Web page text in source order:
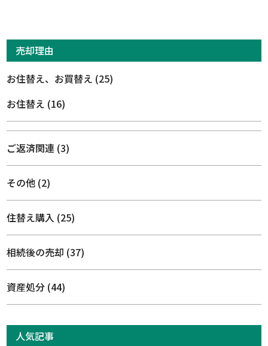
売却理由
お住替え、お買替え (25)
お住替え (16)
ご返済関連 (3)
その他 (2)
住替え購入 (25)
相続後の売却 (37)
資産処分 (44)
人気記事